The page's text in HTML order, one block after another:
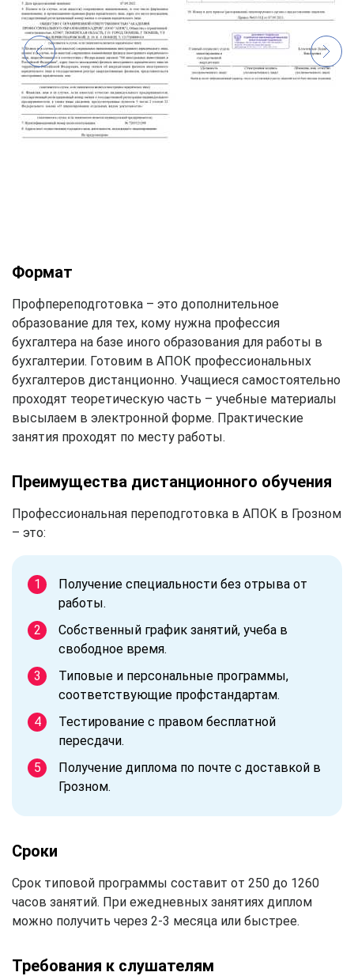
Формат
Профпереподготовка – это дополнительное
образование для тех, кому нужна профессия
бухгалтера на базе иного образования для работы в
бухгалтерии. Готовим в АПОК профессиональных
бухгалтеров дистанционно. Учащиеся самостоятельно
проходят теоретическую часть – учебные материалы
высылаем в электронной форме. Практические
занятия проходят по месту работы.
Преимущества дистанционного обучения
Профессиональная переподготовка в АПОК в Грозном
– это:
Получение специальности без отрыва от
работы.
Собственный график занятий, учеба в
свободное время.
Типовые и персональные программы,
соответствующие профстандартам.
Тестирование с правом бесплатной
пересдачи.
Получение диплома по почте с доставкой в
Грозном.
Сроки
Срок типовой программы составит от 250 до 1260
часов занятий. При ежедневных занятиях диплом
можно получить через 2-3 месяца или быстрее.
Требования к слушателям